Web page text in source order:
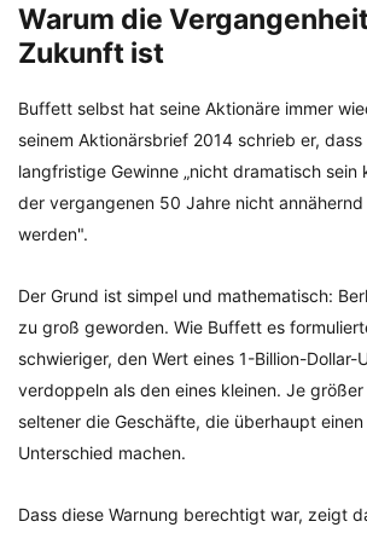
Warum die
Zukunft ist
Buffett selbst hat seine Aktionäre immer
seinem Aktionärsbrief 2014 schrieb er, dass
langfristige Gewinne „nicht dramatisch sein
der vergangenen 50 Jahre nicht
werden".
Der Grund ist simpel und mathematisch:
zu groß geworden. Wie Buffett es
schwieriger, den Wert eines 1-Billion-Dollar-
verdoppeln als den eines kleinen. Je
seltener die Geschäfte, die überhaupt
Unterschied machen.
Dass diese Warnung berechtigt war, zeigt